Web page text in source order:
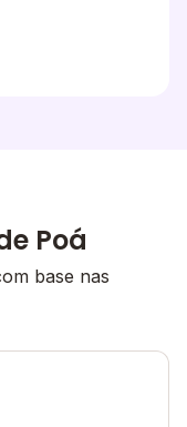
Poá
base nas